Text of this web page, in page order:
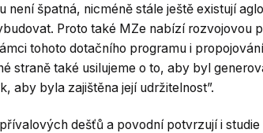
není špatná, nicméně stále ještě existují
Proto také MZe nabízí rozvojovou
tohoto dotačního programu i
straně také usilujeme o to, aby byl
aby byla zajištěna její udržitelnost”.
dešťů a povodní potvrzují i